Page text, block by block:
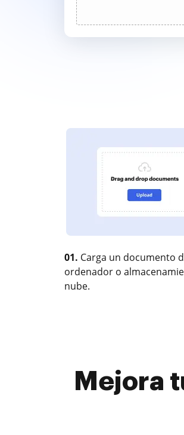
01. Carga un documento
ordenador o
nube.
Mejora